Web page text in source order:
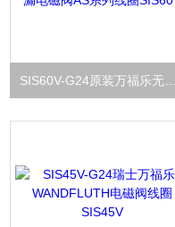
SIS60V-G24原装万福乐无泄漏电磁阀AS系列线圈SIS60V